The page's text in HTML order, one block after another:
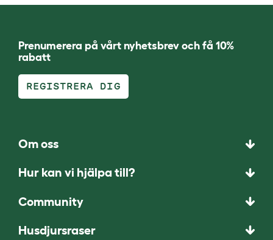
Prenumerera på vårt nyhetsbrev och få 10%
rabatt
REGISTRERA DIG
Om oss
Hur kan vi hjälpa till?
Community
Husdjursraser